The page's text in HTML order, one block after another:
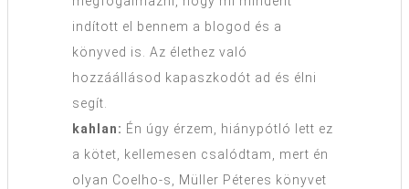
indított el bennem a blogod és a
könyved is. Az élethez való
hozzáállásod kapaszkodót ad és élni
segít.
kahlan: Én úgy érzem, hiánypótló lett ez
a kötet, kellemesen csalódtam, mert én
olyan Coelho-s, Müller Péteres könyvet